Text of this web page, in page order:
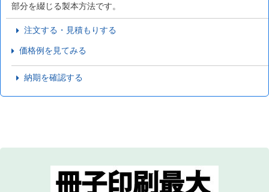
部分を綴じる製本方法です。
注文する・見積もりする
価格例を見てみる
納期を確認する